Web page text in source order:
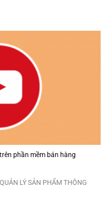
phần mềm bán hàng
LÝ SẢN PHẨM THÔNG